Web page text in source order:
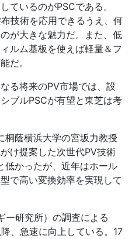
ているのがPSCである。
技術を応用できるうえ、何
が大きな魅力だ。また、低
ルム基板を使えば軽量＆フ
だ。
る将来のPV市場では、設
ブルPSCが有望と東芝は考
蔭横浜大学の宮坂力教授
け提案した次世代PV技術
低かったが、近年はホール
で高い変換効率を実現して
ー研究所）の調査による
、急速に向上している。17